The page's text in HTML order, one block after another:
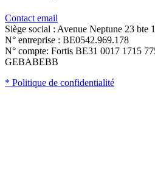
Contact email
Siège social : Avenue Neptune 23 bte
N° entreprise : BE0542.969.178
N° compte: Fortis BE31 0017 1715
GEBABEBB
* Politique de confidentialité